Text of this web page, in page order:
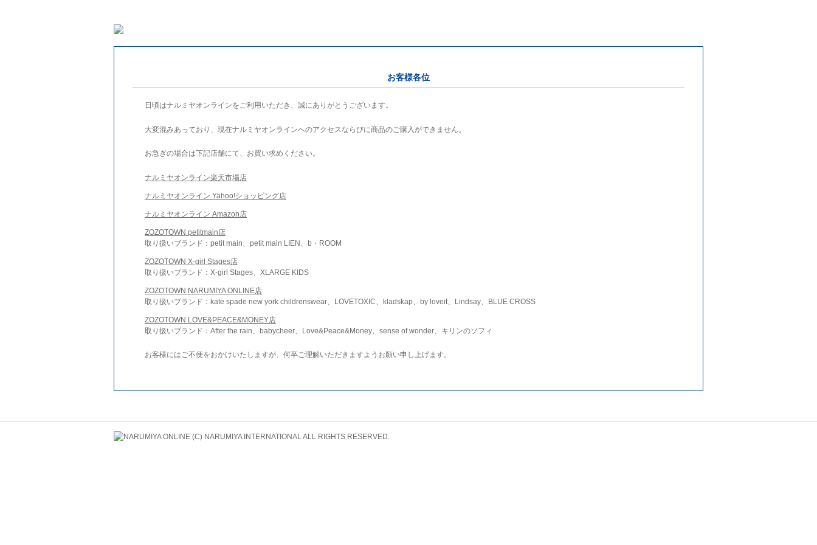
お客様各位
日頃はナルミヤオンラインをご利用いただき、誠にありがとうございます。
大変混みあっており、現在ナルミヤオンラインへのアクセスならびに商品のご購入ができません。
お急ぎの場合は下記店舗にて、お買い求めください。
ナルミヤオンライン楽天市場店
ナルミヤオンライン Yahoo!ショッピング店
ナルミヤオンライン Amazon店
ZOZOTOWN petitmain店
取り扱いブランド：petit main、petit main LIEN、b・ROOM
ZOZOTOWN X-girl Stages店
取り扱いブランド：X-girl Stages、XLARGE KIDS
ZOZOTOWN NARUMIYA ONLINE店
取り扱いブランド：kate spade new york childrenswear、LOVETOXIC、kladskap、by loveit、Lindsay、BLUE CROSS
ZOZOTOWN LOVE&PEACE&MONEY店
取り扱いブランド：After the rain、babycheer、Love&Peace&Money、sense of wonder、キリンのソフィ
お客様にはご不便をおかけいたしますが、何卒ご理解いただきますようお願い申し上げます。